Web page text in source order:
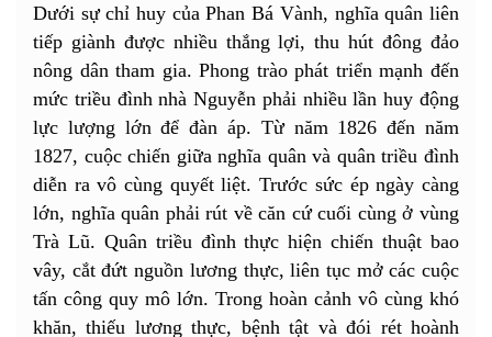
Dưới sự chỉ huy của Phan Bá Vành, nghĩa quân liên
tiếp giành được nhiều thắng lợi, thu hút đông đảo
nông dân tham gia. Phong trào phát triển mạnh đến
mức triều đình nhà Nguyễn phải nhiều lần huy động
lực lượng lớn để đàn áp. Từ năm 1826 đến năm
1827, cuộc chiến giữa nghĩa quân và quân triều đình
diễn ra vô cùng quyết liệt. Trước sức ép ngày càng
lớn, nghĩa quân phải rút về căn cứ cuối cùng ở vùng
Trà Lũ. Quân triều đình thực hiện chiến thuật bao
vây, cắt đứt nguồn lương thực, liên tục mở các cuộc
tấn công quy mô lớn. Trong hoàn cảnh vô cùng khó
khăn, thiếu lương thực, bệnh tật và đói rét hoành